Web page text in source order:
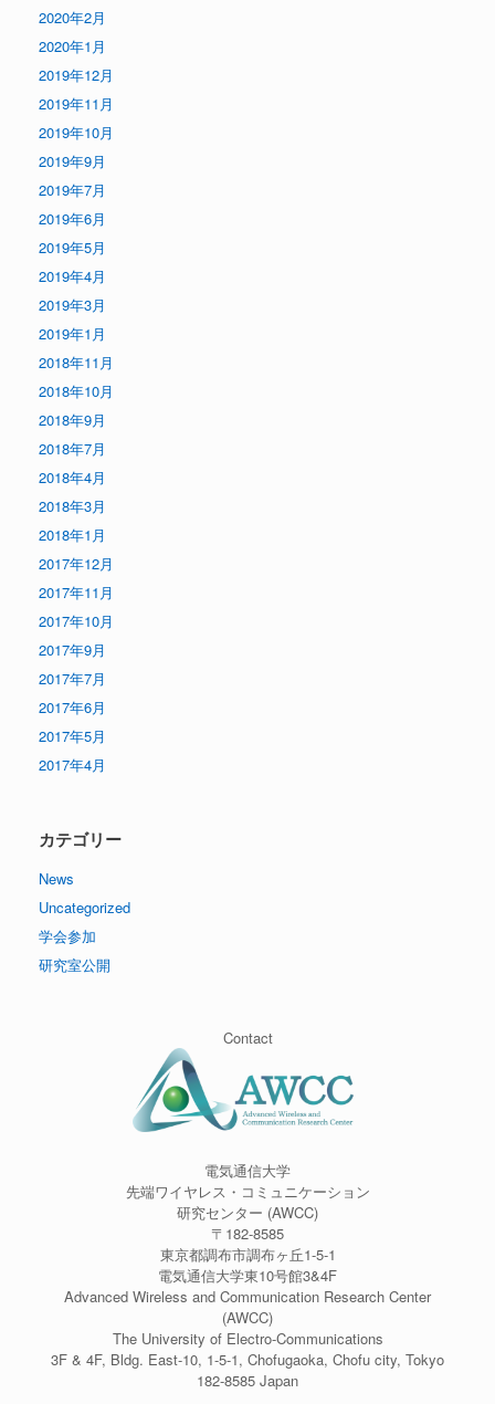
2020年2月
2020年1月
2019年12月
2019年11月
2019年10月
2019年9月
2019年7月
2019年6月
2019年5月
2019年4月
2019年3月
2019年1月
2018年11月
2018年10月
2018年9月
2018年7月
2018年4月
2018年3月
2018年1月
2017年12月
2017年11月
2017年10月
2017年9月
2017年7月
2017年6月
2017年5月
2017年4月
カテゴリー
News
Uncategorized
学会参加
研究室公開
Contact
電気通信大学
先端ワイヤレス・コミュニケーション
研究センター (AWCC)
〒182-8585
東京都調布市調布ヶ丘1-5-1
電気通信大学東10号館3&4F
Advanced Wireless and Communication Research Center
(AWCC)
The University of Electro-Communications
3F & 4F, Bldg. East-10, 1-5-1, Chofugaoka, Chofu city, Tokyo
182-8585 Japan